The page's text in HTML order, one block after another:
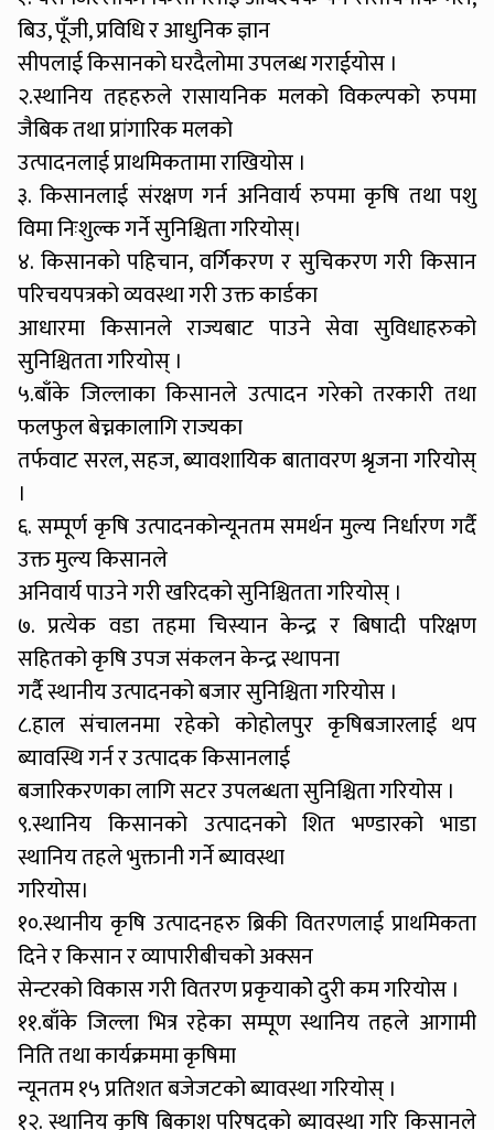
बिउ, पूँजी, प्रविधि र आधुनिक ज्ञान
सीपलाई किसानको घरदैलोमा उपलब्ध गराईयोस ।
२.स्थानिय तहहरुले रासायनिक मलको विकल्पको रुपमा
जैबिक तथा प्रांगारिक मलको
उत्पादनलाई प्राथमिकतामा राखियोस ।
३. किसानलाई संरक्षण गर्न अनिवार्य रुपमा कृषि तथा पशु
विमा निःशुल्क गर्ने सुनिश्चिता गरियोस्।
४. किसानको पहिचान, वर्गिकरण र सुचिकरण गरी किसान
परिचयपत्रको व्यवस्था गरी उक्त कार्डका
आधारमा किसानले राज्यबाट पाउने सेवा सुविधाहरुको
सुनिश्चितता गरियोस् ।
५.बाँके जिल्लाका किसानले उत्पादन गरेको तरकारी तथा
फलफुल बेच्नकालागि राज्यका
तर्फवाट सरल, सहज, ब्यावशायिक बातावरण श्रृजना गरियोस्
।
६. सम्पूर्ण कृषि उत्पादनकोन्यूनतम समर्थन मुल्य निर्धारण गर्दै
उक्त मुल्य किसानले
अनिवार्य पाउने गरी खरिदको सुनिश्चितता गरियोस् ।
७. प्रत्येक वडा तहमा चिस्यान केन्द्र र बिषादी परिक्षण
सहितको कृषि उपज संकलन केन्द्र स्थापना
गर्दै स्थानीय उत्पादनको बजार सुनिश्चिता गरियोस ।
८.हाल संचालनमा रहेको कोहोलपुर कृषिबजारलाई थप
ब्यावस्थि गर्न र उत्पादक किसानलाई
बजारिकरणका लागि सटर उपलब्धता सुनिश्चिता गरियोस ।
९.स्थानिय किसानको उत्पादनको शित भण्डारको भाडा
स्थानिय तहले भुक्तानी गर्ने ब्यावस्था
गरियोस।
१०.स्थानीय कृषि उत्पादनहरु ब्रिकी वितरणलाई प्राथमिकता
दिने र किसान र व्यापारीबीचको अक्सन
सेन्टरको विकास गरी वितरण प्रकृयाकोे दुरी कम गरियोस ।
११.बाँके जिल्ला भित्र रहेका सम्पूण स्थानिय तहले आगामी
निति तथा कार्यक्रममा कृषिमा
न्यूनतम १५ प्रतिशत बजेजटको ब्यावस्था गरियोस् ।